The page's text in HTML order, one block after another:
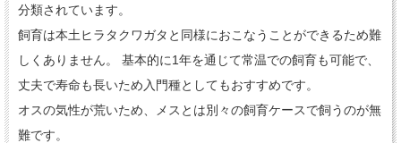
分類されています。
飼育は本土ヒラタクワガタと同様におこなうことができるため難
しくありません。 基本的に1年を通じて常温での飼育も可能で、
丈夫で寿命も長いため入門種としてもおすすめです。
オスの気性が荒いため、メスとは別々の飼育ケースで飼うのが無
難です。